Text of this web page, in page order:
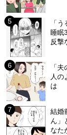
「
睡眠
反撃
「
人の
は
結婚
ん」
なた